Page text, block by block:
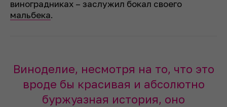
виноградниках – заслужил бокал своего
мальбека.
Виноделие, несмотря на то, что это
вроде бы красивая и абсолютно
буржуазная история, оно